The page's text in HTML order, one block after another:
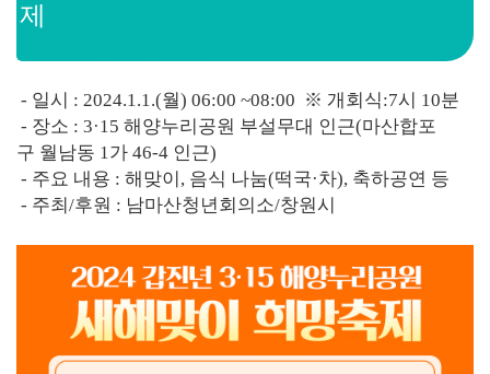
제
- 일시 : 2024.1.1.(월) 06:00 ~08:00 ※ 개회식:7시 10분
- 장소 : 3·15 해양누리공원 부설무대 인근(마산합포
구 월남동 1가 46-4 인근)
- 주요 내용 : 해맞이, 음식 나눔(떡국·차), 축하공연 등
- 주최/후원 : 남마산청년회의소/창원시